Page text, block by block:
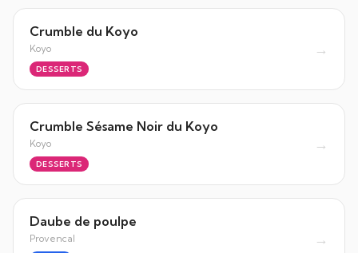
Crumble du Koyo
Koyo
DESSERTS
→
Crumble Sésame Noir du Koyo
Koyo
DESSERTS
→
Daube de poulpe
Provencal →